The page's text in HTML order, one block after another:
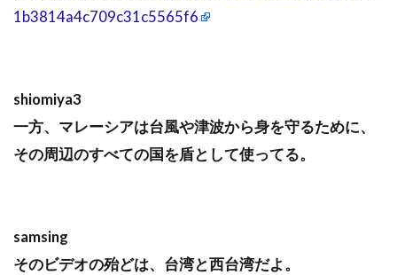
1b3814a4c709c31c5565f6
shiomiya3
一方、マレーシアは台風や津波から身を守るために、
その周辺のすべての国を盾として使ってる。
samsing
そのビデオの殆どは、台湾と西台湾だよ。